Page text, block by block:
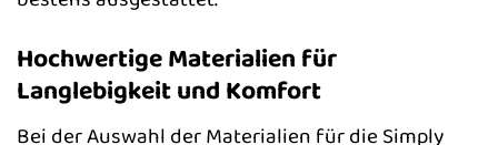
Hochwertige Materialien für
Langlebigkeit und Komfort
Bei der Auswahl der Materialien für die Simply